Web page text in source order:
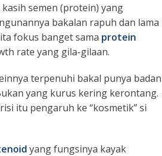
semen (protein) yang
bakalan rapuh dan lama
fokus banget sama protein
rate yang gila-gilaan.
terpenuhi bakal punya badan
yang kurus kering kerontang.
itu pengaruh ke “kosmetik” si
yang fungsinya kayak